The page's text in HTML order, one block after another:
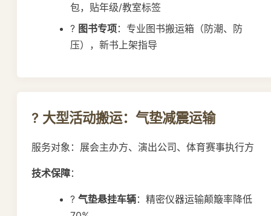
包，贴年级/教室标签
? 图书专项：专业图书搬运箱（防潮、防
压），新书上架指导
? 大型活动搬运：气垫减震运输
服务对象：展会主办方、演出公司、体育赛事执行方
技术保障：
?️ 气垫悬挂车辆：精密仪器运输颠簸率降低